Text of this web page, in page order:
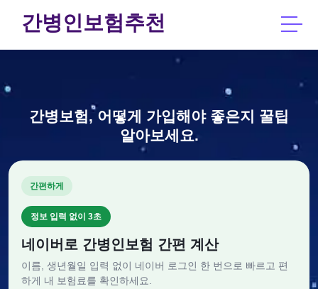
간병인보험추천
간병보험, 어떻게 가입해야 좋은지 꿀팁
알아보세요.
간편하게
정보 입력 없이 3초
네이버로 간병인보험 간편 계산
이름, 생년월일 입력 없이 네이버 로그인 한 번으로 빠르고 편
하게 내 보험료를 확인하세요.